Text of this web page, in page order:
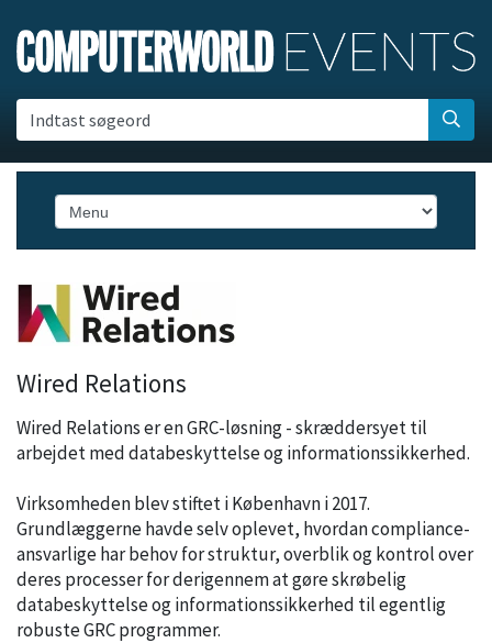
Indtast søgeord
Wired Relations
Wired Relations er en GRC-løsning - skræddersyet til
arbejdet med databeskyttelse og informationssikkerhed.
Virksomheden blev stiftet i København i 2017.
Grundlæggerne havde selv oplevet, hvordan compliance-
ansvarlige har behov for struktur, overblik og kontrol over
deres processer for derigennem at gøre skrøbelig
databeskyttelse og informationssikkerhed til egentlig
robuste GRC programmer.